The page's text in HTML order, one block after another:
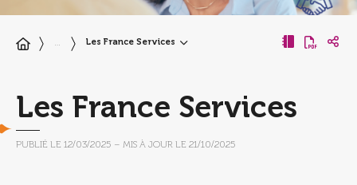
… Les France Services
Les France Services
PUBLIÉ LE 12/03/2025 – MIS À JOUR LE 21/10/2025